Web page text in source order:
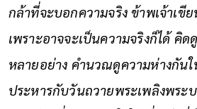
กล้าที่จะบอกความจริง ข้าพเจ้าเขี
เพราะอาจจะเป็นความจริงก็ได้ คิ
หลายอย่าง คำนวณดูความห่างกัน
ประหารกับวันถวายพระเพลิงพระ